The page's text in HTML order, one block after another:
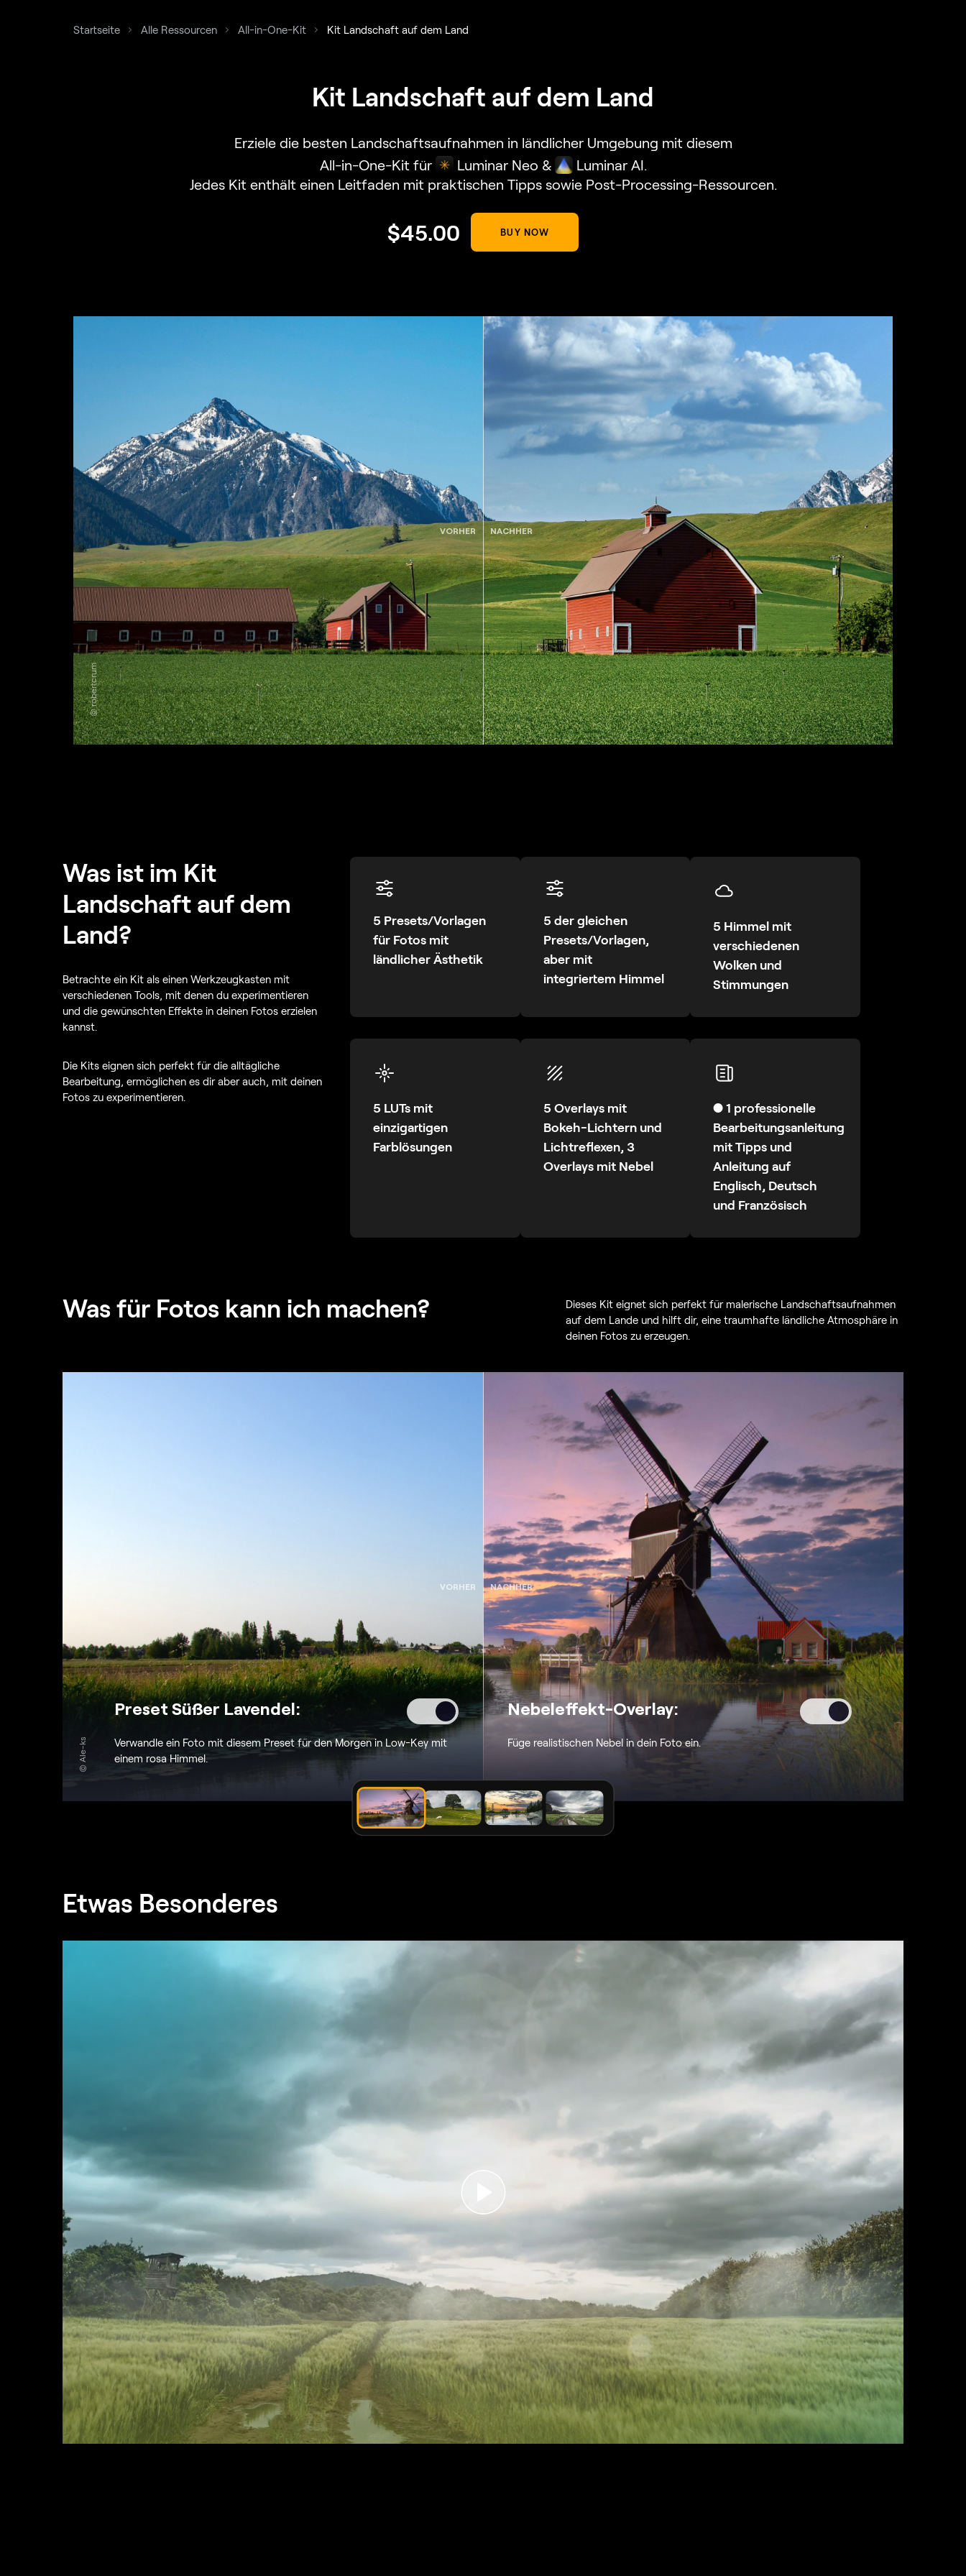
Startseite Alle Ressourcen All-in-One-Kit Kit Landschaft auf dem Land
Kit Landschaft auf dem Land
Erziele die besten Landschaftsaufnahmen in ländlicher Umgebung mit diesem
All-in-One-Kit für
Luminar Neo &
Luminar AI.
Jedes Kit enthält einen Leitfaden mit praktischen Tipps sowie Post-Processing-Ressourcen.
$45.00 BUY NOW
VORHER NACHHER
© robertcrum
Was ist im Kit
Landschaft auf dem
Land?
Betrachte ein Kit als einen Werkzeugkasten mit
verschiedenen Tools, mit denen du experimentieren
und die gewünschten Effekte in deinen Fotos erzielen
kannst.
Die Kits eignen sich perfekt für die alltägliche
Bearbeitung, ermöglichen es dir aber auch, mit deinen
Fotos zu experimentieren.
5 Presets/Vorlagen
für Fotos mit
ländlicher Ästhetik
5 der gleichen
Presets/Vorlagen,
aber mit
integriertem Himmel
5 Himmel mit
verschiedenen
Wolken und
Stimmungen
5 LUTs mit
einzigartigen
Farblösungen
5 Overlays mit
Bokeh-Lichtern und
Lichtreflexen, 3
Overlays mit Nebel
● 1 professionelle
Bearbeitungsanleitung
mit Tipps und
Anleitung auf
Englisch, Deutsch
und Französisch
Was für Fotos kann ich machen?
Dieses Kit eignet sich perfekt für malerische Landschaftsaufnahmen
auf dem Lande und hilft dir, eine traumhafte ländliche Atmosphäre in
deinen Fotos zu erzeugen.
Preset Süßer Lavendel:
Verwandle ein Foto mit diesem Preset für den Morgenin Low-Key mit
einem rosa Himmel.
Nebeleffekt-Overlay:
Füge realistischen Nebel in dein Foto ein.
VORHER NACHHER
© Ale-ks
Etwas Besonderes